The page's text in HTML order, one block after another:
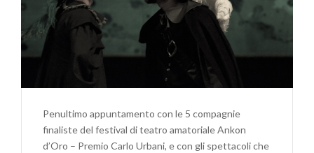
Penultimo appuntamento con le 5 compagnie
finaliste del festival di teatro amatoriale Ankon
d’Oro – Premio Carlo Urbani, e con gli spettacoli che